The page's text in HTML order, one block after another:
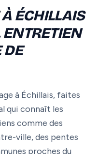
ÉCHILLAIS
DE
à Échillais, faites
qui connaît les
comme des
ville, des pentes
proches du